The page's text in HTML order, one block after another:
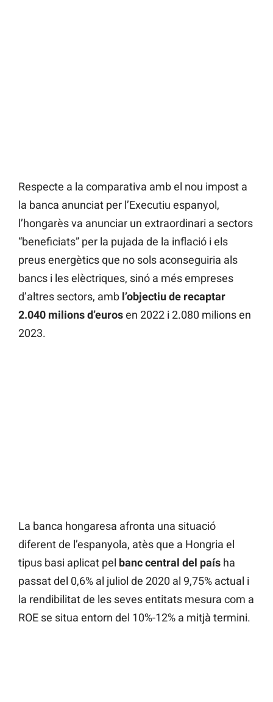
Respecte a la comparativa amb el nou impost a
la banca anunciat per l’Executiu espanyol,
l’hongarès va anunciar un extraordinari a sectors
“beneficiats” per la pujada de la inflació i els
preus energètics que no sols aconseguiria als
bancs i les elèctriques, sinó a més empreses
d’altres sectors, amb l’objectiu de recaptar
2.040 milions d’eurosen 2022 i 2.080 milions en
2023.
La banca hongaresa afronta una situació
diferent de l’espanyola, atès que a Hongria el
tipus basi aplicat pel banc central del país ha
passat del 0,6% al juliol de 2020 al 9,75% actual i
la rendibilitat de les seves entitats mesura com a
ROE se situa entorn del 10%-12% a mitjà termini.